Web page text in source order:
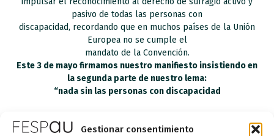
Gestionar consentimiento
pasivo de todas las personas con
discapacidad, recordando que en muchos países de la Unión
Europea no se cumple el
mandato de la Convención.
Este 3 de mayo firmamos nuestro manifiesto insistiendo en
la segunda parte de nuestro lema:
“nada sin las personas con discapacidad
Conociendo las señales tempranas del autismo